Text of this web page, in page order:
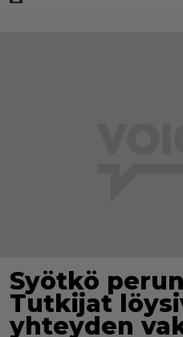
Syötkö
Tutkijat
yhteyden